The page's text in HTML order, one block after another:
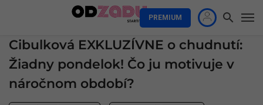
PREMIUM
Cibulková EXKLUZÍVNE o chudnutí:
Žiadny pondelok! Čo ju motivuje v
náročnom období?